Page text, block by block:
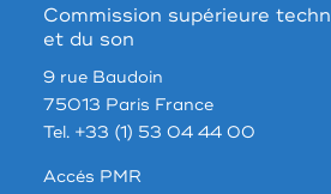
Commission supérieure
et du son
9 rue Baudoin
75013 Paris France
Tel. +33 (1) 53 04 44 00
Accés PMR